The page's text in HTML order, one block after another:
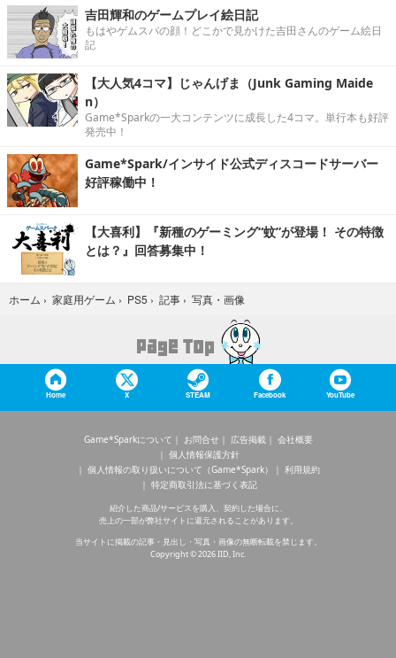
吉田輝和のゲームプレイ絵日記
もはやゲムスパの顔！どこかで見かけた吉田さんのゲーム絵日
記
【大人気4コマ】じゃんげま（Junk Gaming Maide
n）
Game*Sparkの一大コンテンツに成長した4コマ。単行本も好評
発売中！
Game*Spark/インサイド公式ディスコードサーバー
好評稼働中！
【大喜利】『新種のゲーミング“蚊”が登場！ その特徴
とは？』回答募集中！
ホーム › 家庭用ゲーム › PS5 › 記事 › 写真・画像
Home X STEAM Facebook YouTube
Game*Sparkについて お問合せ 広告掲載
会社概要
個人情報保護方針
個人情報の取り扱いについて（Game*Spark）
利用規約
特定商取引法に基づく表記
紹介した商品/サービスを購入、契約した場合に、
売上の一部が弊社サイトに還元されることがあります。
当サイトに掲載の記事・見出し・写真・画像の無断転載を禁じます。
Copyright © 2026 IID, Inc.